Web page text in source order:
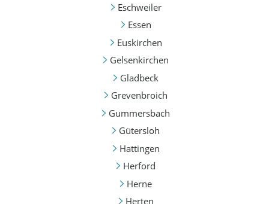
Eschweiler
Essen
Euskirchen
Gelsenkirchen
Gladbeck
Grevenbroich
Gummersbach
Gütersloh
Hattingen
Herford
Herne
Herten